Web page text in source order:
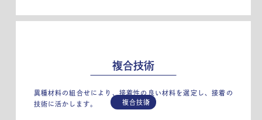
複合技術
異種材料の組合せにより、接着性の良い材料を選定し、接着の
技術に活かします。
複合技術